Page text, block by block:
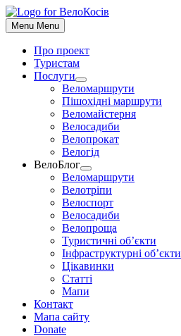
До
контенту
Menu Menu
Про проект
Туристам
Послуги
Show
sub
menu
Веломаршрути
Пішохідні маршрути
Веломайстерня
Велосадиби
Велопрокат
Велогід
ВелоБлог
Show
sub
menu
Веломаршрути
Велотріпи
Велоспорт
Велосадиби
Велопроща
Туристичні об’єкти
Інфраструктурні об’єкти
Цікавинки
Статті
Мапи
Контакт
Мапа сайту
Donate